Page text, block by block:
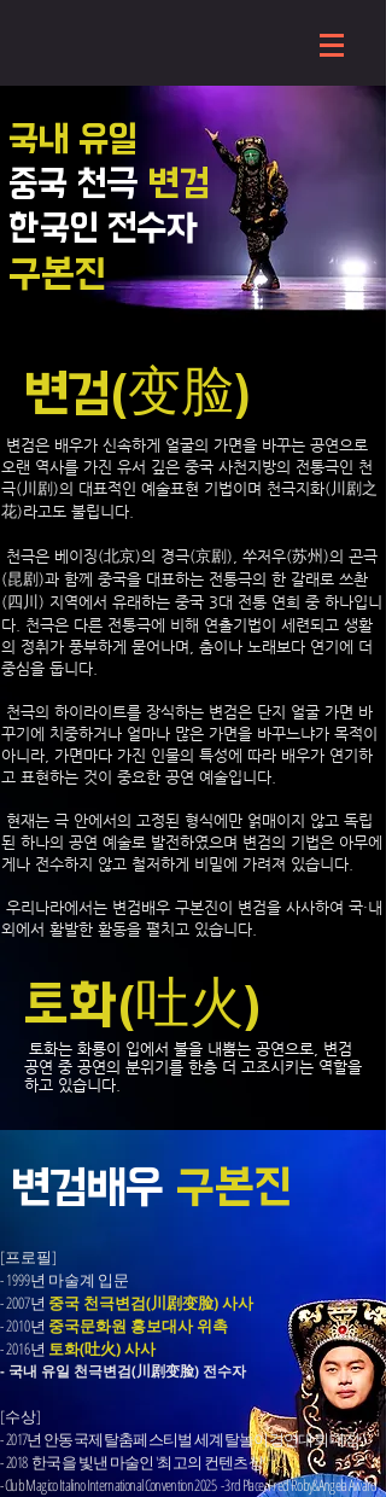
국내 유일
중국 천극 변검
한국인 전수자
구본진
변검(变脸)
변검은 배우가 신속하게 얼굴의 가면을 바꾸는 공연으로
오랜 역사를 가진 유서 깊은 중국 사천지방의 전통극인 천
극(川剧)의 대표적인 예술표현 기법이며 천극지화(川剧之
花)라고도 불립니다.
천극은 베이징(北京)의 경극(京剧), 쑤저우(苏州)의 곤극
(昆剧)과 함께 중국을 대표하는 전통극의 한 갈래로 쓰촨
(四川) 지역에서 유래하는 중국 3대 전통 연희 중 하나입니
다. 천극은 다른 전통극에 비해 연출기법이 세련되고 생활
의 정취가 풍부하게 묻어나며, 춤이나 노래보다 연기에 더
중심을 둡니다.
천극의 하이라이트를 장식하는 변검은 단지 얼굴 가면 바
꾸기에 치중하거나 얼마나 많은 가면을 바꾸느냐가 목적이
아니라, 가면마다 가진 인물의 특성에 따라 배우가 연기하
고 표현하는 것이 중요한 공연 예술입니다.
현재는 극 안에서의 고정된 형식에만 얽매이지 않고 독립
된 하나의 공연 예술로 발전하였으며 변검의 기법은 아무에
게나 전수하지 않고 철저하게 비밀에 가려져 있습니다.
우리나라에서는 변검배우 구본진이 변검을 사사하여 국·내
외에서 활발한 활동을 펼치고 있습니다.
토화(吐火)
토화는 화룡이 입에서 불을 내뿜는 공연으로, 변검
공연 중 공연의 분위기를 한층 더 고조시키는 역할을
하고 있습니다.
변검배우 구본진
[프로필]
- 1999년 마술계 입문
- 2007년 중국 천극변검(川剧变脸) 사사
- 2010년 중국문화원 홍보대사 위촉
- 2016년 토화(吐火) 사사
- 국내 유일 천극변검(川剧变脸) 전수자
[수상]
-2017년 안동국제탈춤페스티벌 세계탈놀이경연대회 대상
-2018 한국을 빛낸 마술인 '최고의 컨텐츠상'
- Club Magico Italino International Convention 2025 - 3rd Place, Fred Roby&Angela Award